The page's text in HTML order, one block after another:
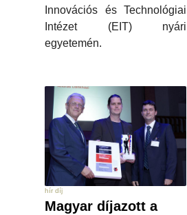
Innovációs és Technológiai
Intézet (EIT) nyári
egyetemén.
hír díj
Magyar díjazott a